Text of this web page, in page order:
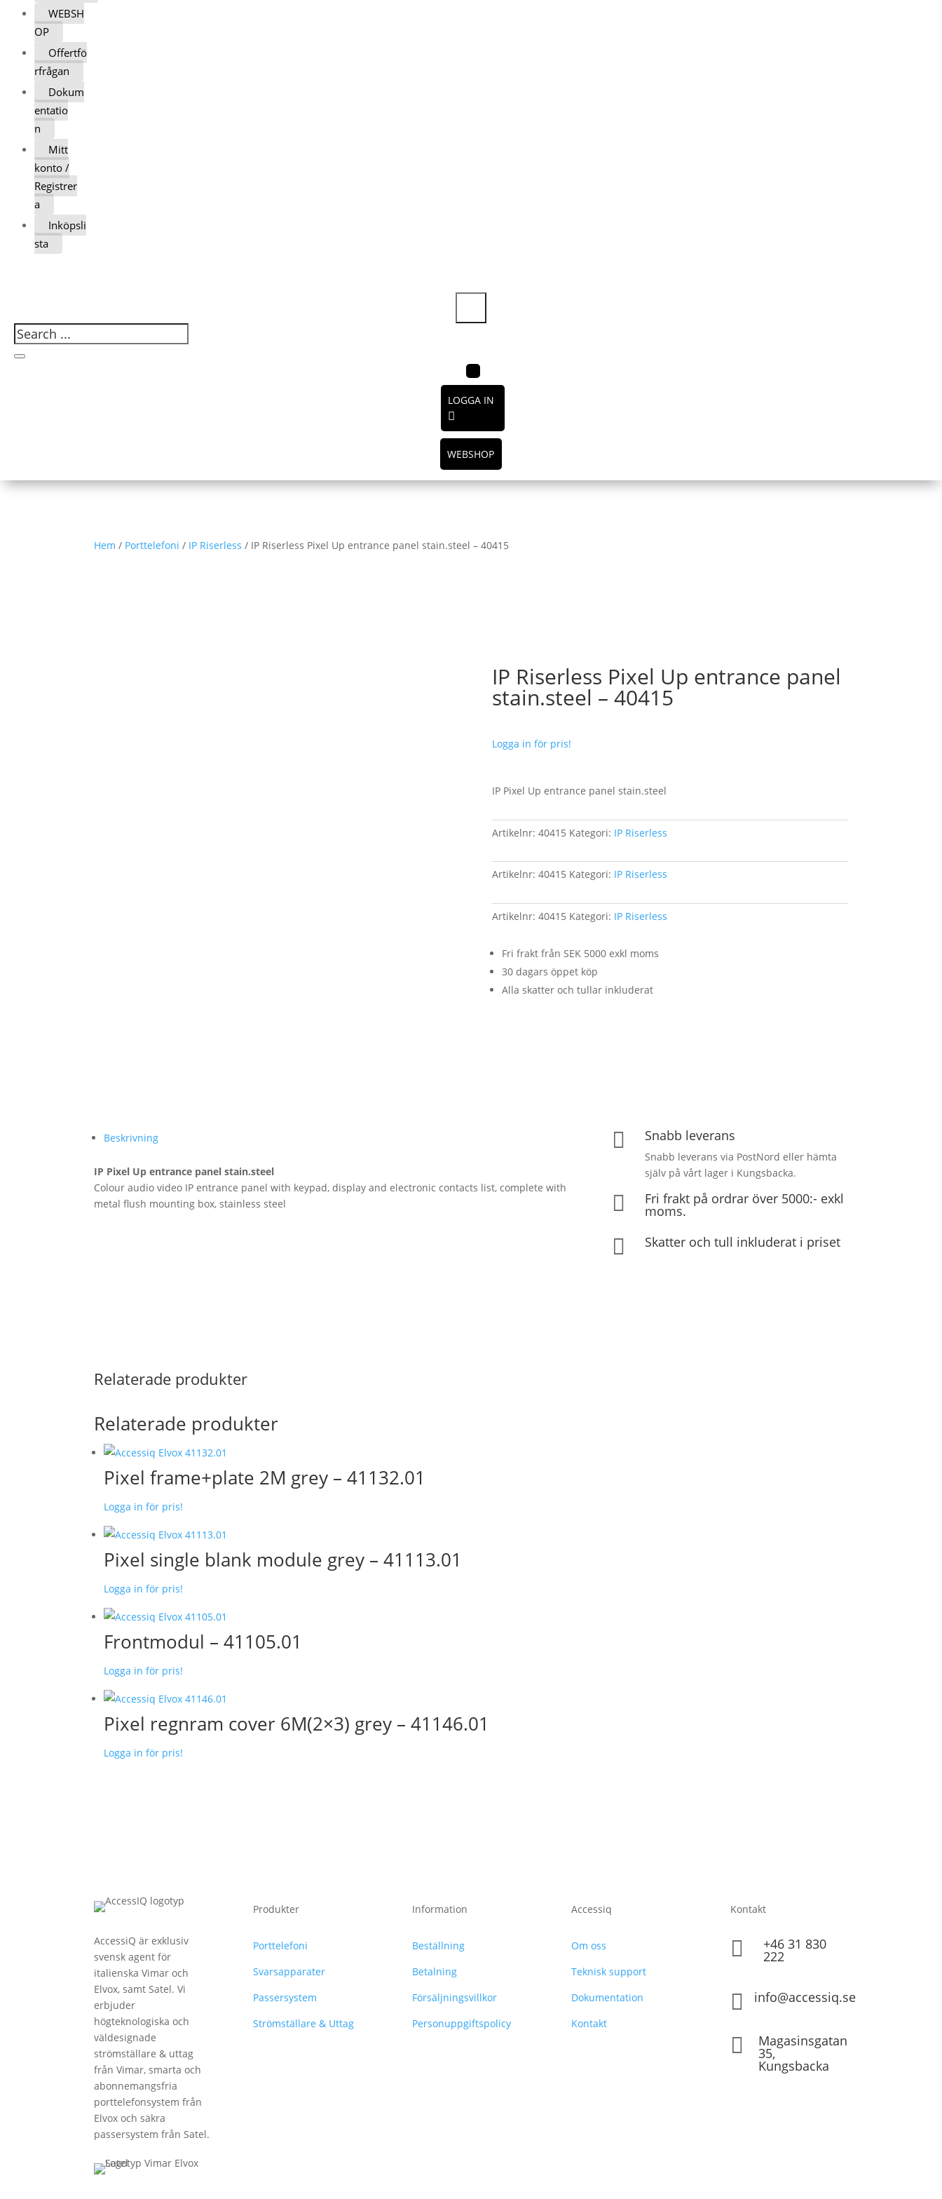
WEBSH
OP
Offertfö
rfrågan
Dokum
entatio
n
Mitt
konto /
Registrer
a
Inköpsli
sta
LOGGA IN
WEBSHOP
Hem / Porttelefoni / IP Riserless / IP Riserless Pixel Up entrance panel stain.steel – 40415
IP Riserless Pixel Up entrance panel
stain.steel – 40415
Logga in för pris!
IP Pixel Up entrance panel stain.steel
Artikelnr: 40415 Kategori: IP Riserless
Artikelnr: 40415 Kategori: IP Riserless
Artikelnr: 40415 Kategori: IP Riserless
Fri frakt från SEK 5000 exkl moms
30 dagars öppet köp
Alla skatter och tullar inkluderat
Beskrivning
IP Pixel Up entrance panel stain.steel
Colour audio video IP entrance panel with keypad, display and electronic contacts list, complete with
metal flush mounting box, stainless steel
 Snabb leverans
Snabb leverans via PostNord eller hämta
själv på vårt lager i Kungsbacka.
 Fri frakt på ordrar över 5000:- exkl
moms.
 Skatter och tull inkluderat i priset
Relaterade produkter
Relaterade produkter
Pixel frame+plate 2M grey – 41132.01
Logga in för pris!
Pixel single blank module grey – 41113.01
Logga in för pris!
Frontmodul – 41105.01
Logga in för pris!
Pixel regnram cover 6M(2×3) grey – 41146.01
Logga in för pris!
AccessiQ är exklusiv
svensk agent för
italienska Vimar och
Elvox, samt Satel. Vi
erbjuder
högteknologiska och
väldesignade
strömställare & uttag
från Vimar, smarta och
abonnemangsfria
porttelefonsystem från
Elvox och säkra
passersystem från Satel.
Produkter
Porttelefoni
Svarsapparater
Passersystem
Strömställare & Uttag
Information
Beställning
Betalning
Försäljningsvillkor
Personuppgiftspolicy
Accessiq
Om oss
Teknisk support
Dokumentation
Kontakt
Kontakt
 +46 31 830
222
 info@accessiq.se
 Magasinsgatan
35,
Kungsbacka